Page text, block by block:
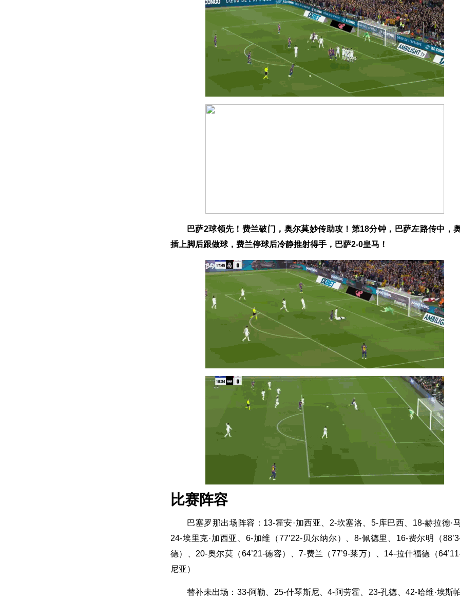
巴萨2球领先！费兰破门，奥尔莫妙传助攻！第18分钟，巴萨左路传中，
插上脚后跟做球，费兰停球后冷静推射得手，巴萨2-0皇马！
比赛阵容
巴塞罗那出场阵容：13-霍安·加西亚、2-坎塞洛、5-库巴西、18-赫拉德·
24-埃里克·加西亚、6-加维（77’22-贝尔纳尔）、8-佩德里、16-费尔明（
德）、20-奥尔莫（64’21-德容）、7-费兰（77’9-莱万）、14-拉什福德（
尼亚）
替补未出场：33-阿勒、25-什琴斯尼、4-阿劳霍、23-孔德、42-哈维·埃斯